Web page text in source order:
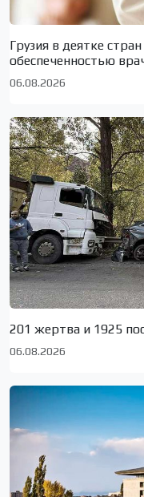
Грузия в деятке
обеспеченностью
06.08.2026
201 жертва и 1925
06.08.2026